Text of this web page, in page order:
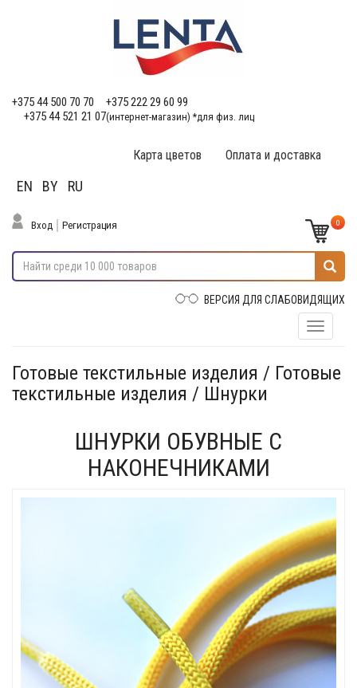
+375 44 500 70 70
+375 222 29 60 99
+375 44 521 21 07(интернет-магазин) *для физ. лиц
Оплата и доставка
Карта цветов
EN BY RU
Вход Регистрация 0
ВЕРСИЯ ДЛЯ СЛАБОВИДЯЩИХ
Готовые текстильные изделия / Готовые
текстильные изделия / Шнурки
ШНУРКИ ОБУВНЫЕ С
НАКОНЕЧНИКАМИ